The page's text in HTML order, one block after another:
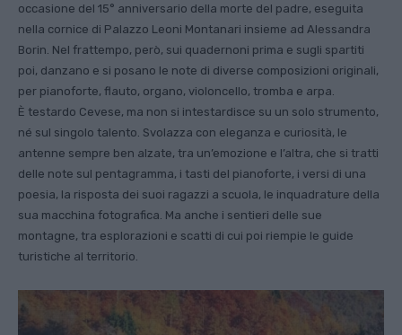
occasione del 15° anniversario della morte del padre, eseguita
nella cornice di Palazzo Leoni Montanari insieme ad Alessandra
Borin. Nel frattempo, però, sui quadernoni prima e sugli spartiti
poi, danzano e si posano le note di diverse composizioni originali,
per pianoforte, flauto, organo, violoncello, tromba e arpa.
È testardo Cevese, ma non si intestardisce su un solo strumento,
né sul singolo talento. Svolazza con eleganza e curiosità, le
antenne sempre ben alzate, tra un’emozione e l’altra, che si tratti
delle note sul pentagramma, i tasti del pianoforte, i versi di una
poesia, la risposta dei suoi ragazzi a scuola, le inquadrature della
sua macchina fotografica. Ma anche i sentieri delle sue
montagne, tra esplorazioni e scatti di cui poi riempie le guide
turistiche al territorio.